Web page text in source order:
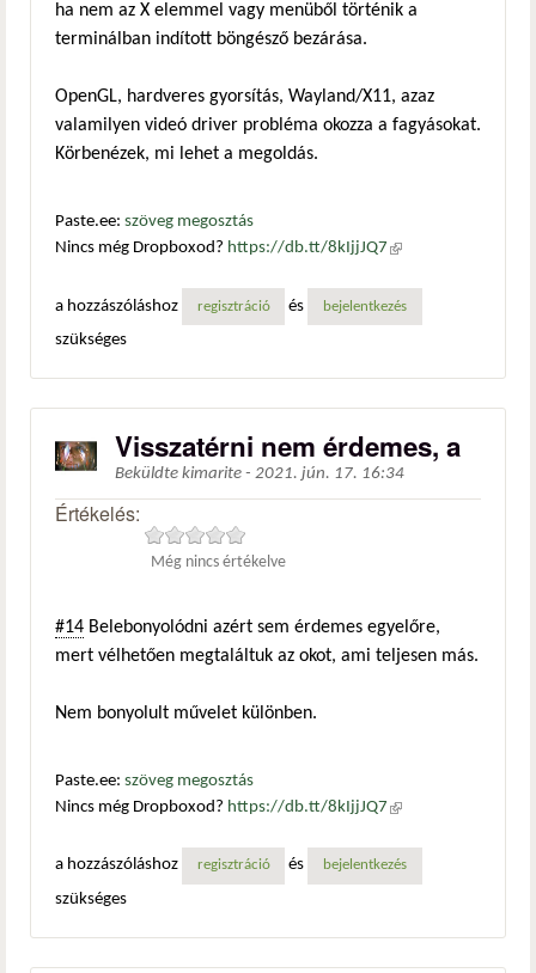
ha nem az X elemmel vagy menüből történik a
terminálban indított böngésző bezárása.
OpenGL, hardveres gyorsítás, Wayland/X11, azaz
valamilyen videó driver probléma okozza a fagyásokat.
Körbenézek, mi lehet a megoldás.
Paste.ee: szöveg megosztás
Nincs még Dropboxod? https://db.tt/8kIjjJQ7 (külső
a hozzászóláshoz
regisztráció és bejelentkezés
szükséges
Visszatérni nem érdemes, a
Beküldte kimarite - 2021. jún. 17. 16:34
Értékelés:
Még nincs értékelve
#14 Belebonyolódni azért sem érdemes egyelőre,
mert vélhetően megtaláltuk az okot, ami teljesen más.
Nem bonyolult művelet különben.
Paste.ee: szöveg megosztás
Nincs még Dropboxod? https://db.tt/8kIjjJQ7 (külső
a hozzászóláshoz
regisztráció és bejelentkezés
szükséges